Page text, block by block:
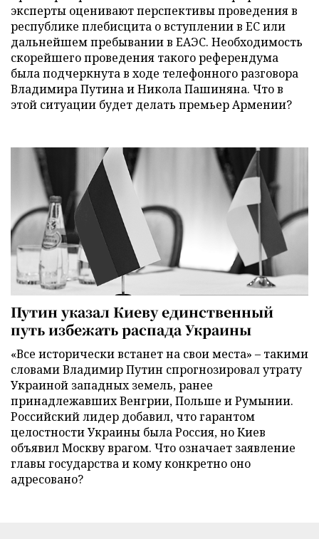
эксперты оценивают перспективы проведения в
республике плебисцита о вступлении в ЕС или
дальнейшем пребывании в ЕАЭС. Необходимость
скорейшего проведения такого референдума
была подчеркнута в ходе телефонного разговора
Владимира Путина и Никола Пашиняна. Что в
этой ситуации будет делать премьер Армении?
Путин указал Киеву единственный
путь избежать распада Украины
«Все исторически встанет на свои места» – такими
словами Владимир Путин спрогнозировал утрату
Украиной западных земель, ранее
принадлежавших Венгрии, Польше и Румынии.
Российский лидер добавил, что гарантом
целостности Украины была Россия, но Киев
объявил Москву врагом. Что означает заявление
главы государства и кому конкретно оно
адресовано?